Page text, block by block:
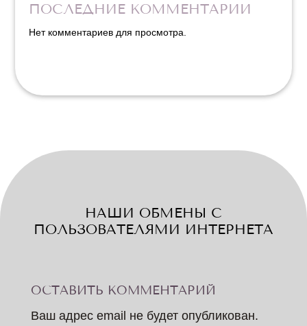
ПОСЛЕДНИЕ КОММЕНТАРИИ
Нет комментариев для просмотра.
НАШИ ОБМЕНЫ С
ПОЛЬЗОВАТЕЛЯМИ ИНТЕРНЕТА
ОСТАВИТЬ КОММЕНТАРИЙ
Ваш адрес email не будет опубликован.